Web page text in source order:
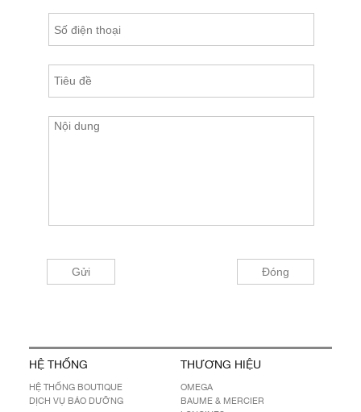
HỆ THỐNG
HỆ THỐNG BOUTIQUE
DỊCH VỤ BẢO DƯỠNG
THƯƠNG HIỆU
OMEGA
BAUME & MERCIER